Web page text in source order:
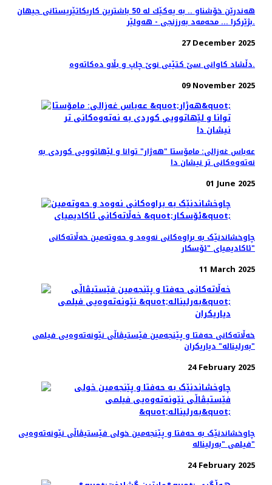
هه‌ندرێن خۆشناو .. به‌ یه‌كێك له‌ 50 باشترین كاریكاتێریستانی جیهان
بژێركرا ... محه‌مه‌د به‌رزنجی - هه‌ولێر.
27 December 2025
دڵشاد کاوانى سێ کتێبى نوێ چاپ و بڵاو دەکاتەوە.
09 November 2025
عەباس غەزالی: مامۆستا "هەژار" توانا و لێهاتوویی کوردی به
نەتەوەکانی تر نیشان دا
01 June 2025
چاوخشاندنێک به براوه‌کانی نه‌وه‌د و حه‌و‌ته‌مین خه‌ڵاته‌کانی
ئاکادیمیای "ئۆسکار"
11 March 2025
خه‌ڵاته‌کانی حه‌فتا و پێنجه‌مین فێستیڤاڵی نێونه‌ته‌وه‌یی فیلمی
"بەرلیناله" دیاریکران
24 February 2025
چاوخشاندنێک به حه‌فتا و پێنجه‌مین خولی فێستیڤاڵی نێونه‌ته‌وه‌یی
فیلمی "بەرلیناله"
24 February 2025